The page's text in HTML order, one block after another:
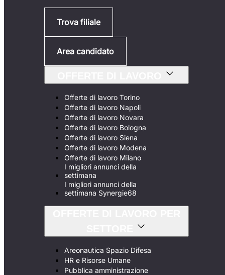
Trova filiale
Area candidato
Offerte di lavoro Torino
Offerte di lavoro Napoli
Offerte di lavoro Novara
Offerte di lavoro Bologna
Offerte di lavoro Siena
Offerte di lavoro Modena
Offerte di lavoro Milano
I migliori annunci della
settimana
I migliori annunci della
settimana Synergie68
Areonautica Spazio Difesa
HR e Risorse Umane
Pubblica amministrazione